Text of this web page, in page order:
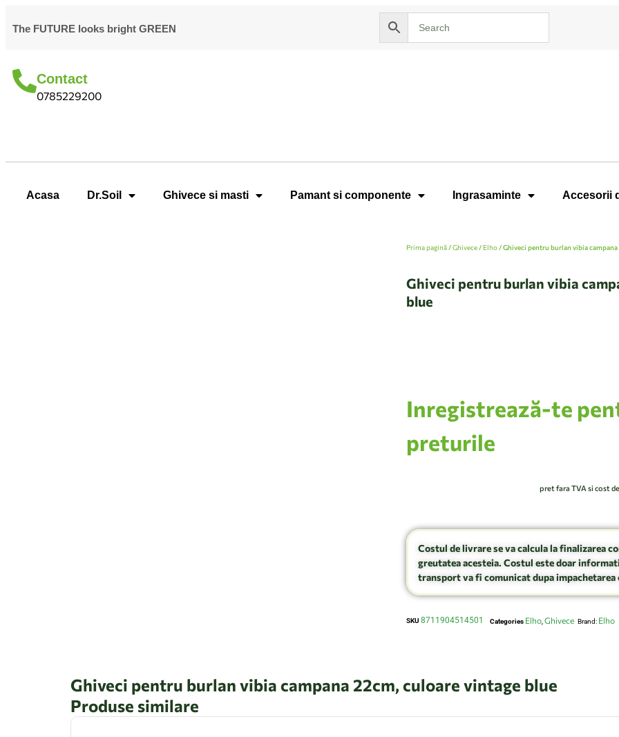
The FUTURE looks bright GREEN
Contact
0785229200
Acasa Dr.Soil Ghivece si masti Pamant si componente Ingrasaminte Accesorii
Prima pagină/Ghivece/ Elho/ Ghiveci pentru burlan vibia
Ghiveci pentru burlan vibia
blue
Inregistrează-te
preturile
pret fara TVA si cost
Costul de livrare se va calcula la finalizarea
greutatea acesteia. Costul este doar
transport va fi comunicat dupa impachetarea
SKU 8711904514501 Categories Elho Ghivece Brand: Elho
Ghiveci pentru burlan vibia campana 22cm, culoare vintage blue
Produse similare